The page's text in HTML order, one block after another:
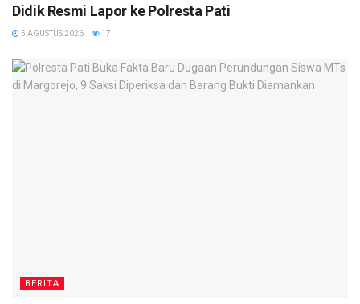
Didik Resmi Lapor ke Polresta Pati
5 AGUSTUS 2026 17
BERITA